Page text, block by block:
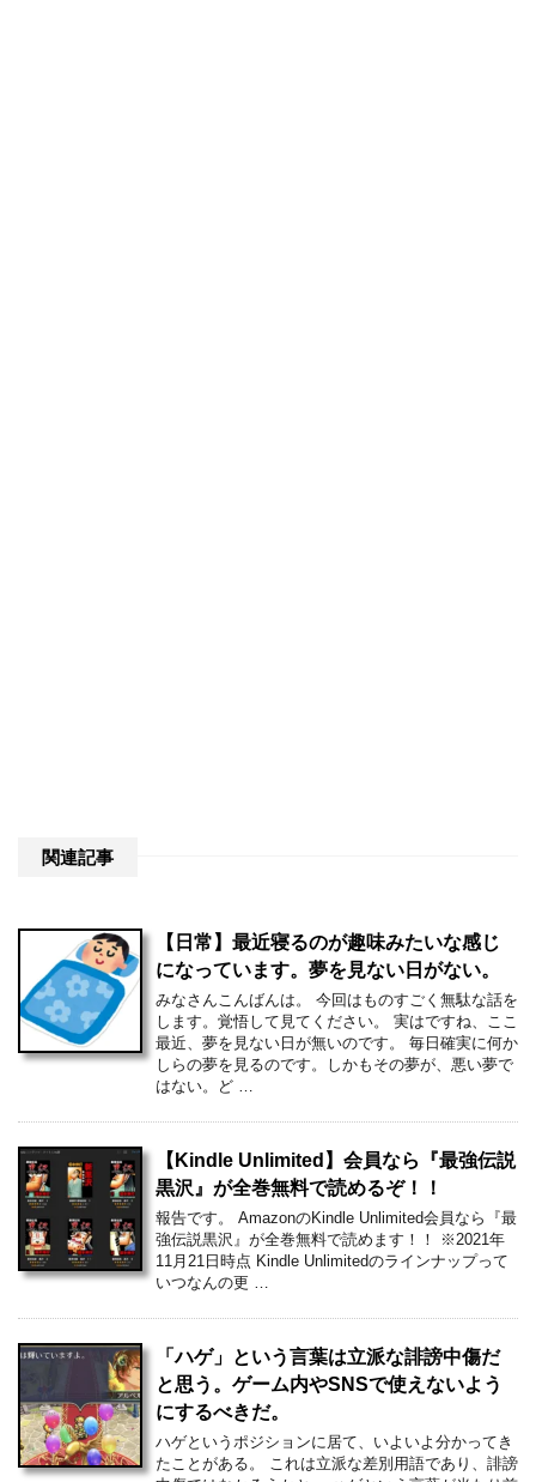
関連記事
【日常】最近寝るのが趣味みたいな感じ
になっています。夢を見ない日がない。
みなさんこんばんは。 今回はものすごく無駄な話を
します。覚悟して見てください。 実はですね、ここ
最近、夢を見ない日が無いのです。 毎日確実に何か
しらの夢を見るのです。しかもその夢が、悪い夢で
はない。ど …
【Kindle Unlimited】会員なら『最強伝説
黒沢』が全巻無料で読めるぞ！！
報告です。 AmazonのKindle Unlimited会員なら『最
強伝説黒沢』が全巻無料で読めます！！ ※2021年
11月21日時点 Kindle Unlimitedのラインナップって
いつなんの更 …
「ハゲ」という言葉は立派な誹謗中傷だ
と思う。ゲーム内やSNSで使えないよう
にするべきだ。
ハゲというポジションに居て、いよいよ分かってき
たことがある。 これは立派な差別用語であり、誹謗